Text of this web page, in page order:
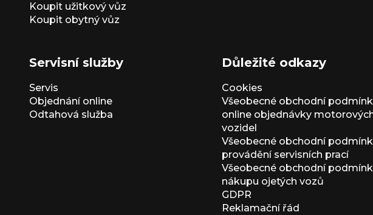
Koupit užitkový vůz
Koupit obytný vůz
Servisní služby
Servis
Objednání online
Odtahová služba
Důležité odkazy
Cookies
Všeobecné obchodní
online objednávky
vozidel
Všeobecné obchodní
provádění servisních prací
Všeobecné obchodní
nákupu ojetých vozů
GDPR
Reklamační řád